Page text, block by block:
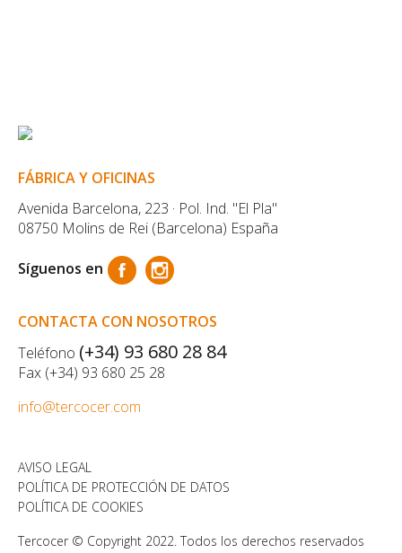
FÁBRICA Y OFICINAS
Avenida Barcelona, 223 · Pol. Ind. "El Pla"
08750 Molins de Rei (Barcelona) España
Síguenos en
CONTACTA CON NOSOTROS
Teléfono (+34) 93 680 28 84
Fax (+34) 93 680 25 28
info@tercocer.com
AVISO LEGAL
POLÍTICA DE PROTECCIÓN DE DATOS
POLÍTICA DE COOKIES
Tercocer © Copyright 2022. Todos los derechos reservados